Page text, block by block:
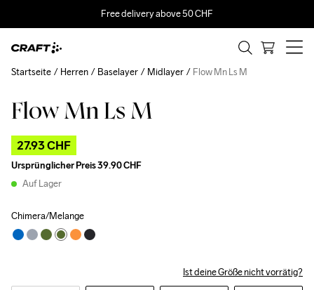
Free delivery above 50 CHF
Flow Mn Ls M
27.93 CHF
Ursprünglicher Preis39.90 CHF
Auf Lager
Chimera/Melange
Ist deine Größe nicht vorrätig?
Startseite Herren Baselayer Midlayer Flow Mn Ls M
Outlet